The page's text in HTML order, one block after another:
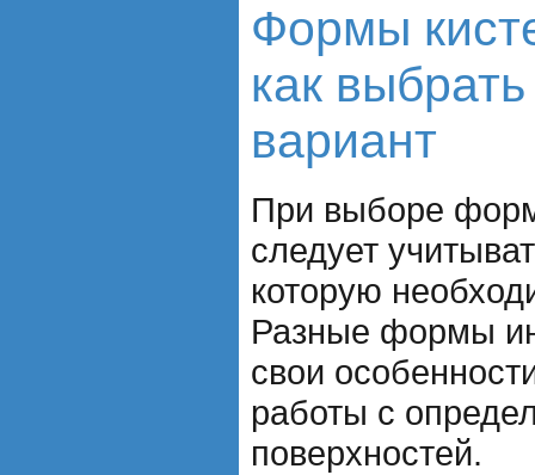
Формы
как
вариант
При выборе
следует
которую
Разные формы
свои
работы с
поверхностей.